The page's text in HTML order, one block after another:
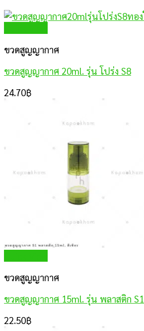
ขวดสูญญากาศ
ขวดสูญญากาศ 20ml. รุ่น โปร่ง S8
24.70฿
ขวดสูญญากาศ
ขวดสูญญากาศ 15ml. รุ่น พลาสติก S1
22.50฿